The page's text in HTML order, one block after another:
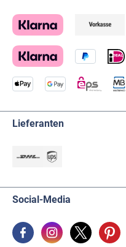
Lieferanten
Social-Media